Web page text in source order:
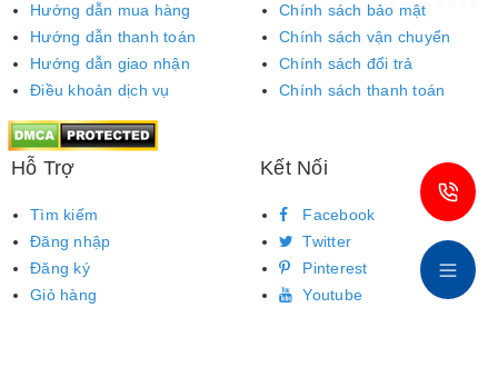
Hướng dẫn mua hàng
Hướng dẫn thanh toán
Hướng dẫn giao nhận
Điều khoản dịch vụ
Chính sách bảo mật
Chính sách vận chuyển
Chính sách đổi trả
Chính sách thanh toán
Hỗ Trợ
Tìm kiếm
Đăng nhập
Đăng ký
Giỏ hàng
Kết Nối
Facebook
Twitter
Pinterest
Youtube